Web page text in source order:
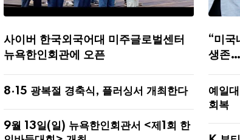
사이버 한국외국어대 미주글로벌센터
뉴욕한인회관에 오픈
8·15 광복절 경축식, 플러싱서 개최한다
9월 13일(일) 뉴욕한인회관서 <제1회 한
“미
생존
예일
회복